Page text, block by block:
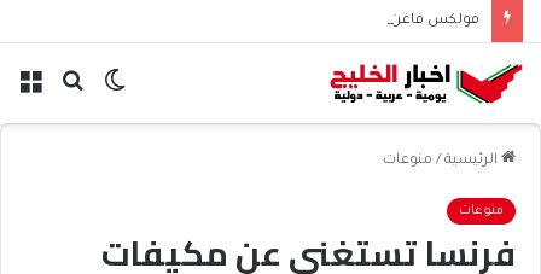
فولكس فاغن تلمح إلى تسريح 50 ألف موظف عالميًا
بحث الوضع
الرئيسية / منوعات
منوعات
فرنسا تستغني عن مكيفات